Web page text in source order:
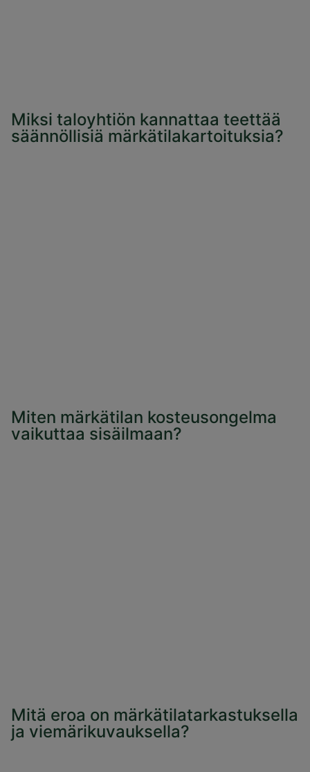
Miksi taloyhtiön kannattaa teettää
säännöllisiä märkätilakartoituksia?
Miten märkätilan kosteusongelma
vaikuttaa sisäilmaan?
Mitä eroa on märkätilatarkastuksella
ja viemärikuvauksella?